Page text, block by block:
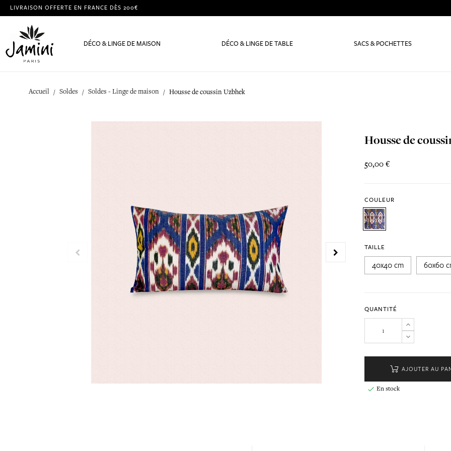
LIVRAISON OFFERTE EN FRANCE DÈS 200€
DÉCO & LINGE DE MAISON DÉCO & LINGE DE TABLE SACS & POCHETTES
Accueil Soldes Soldes - Linge de maison Housse de coussin Uzbhek
Housse de
50,00 €
COULEUR
TAILLE
40x40 cm 60x60
QUANTITÉ
AJOUTER AU
 En stock